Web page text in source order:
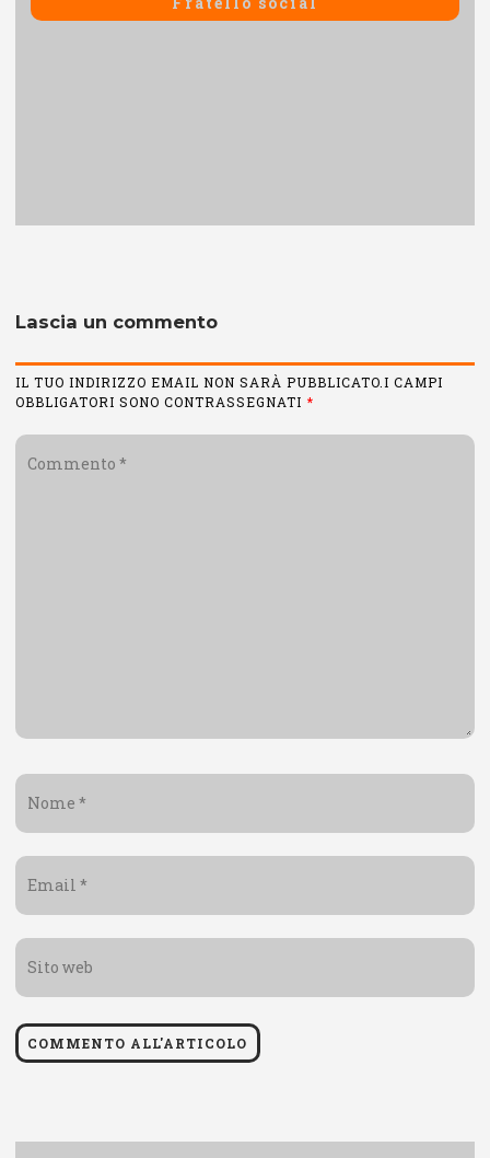
Lascia un commento
IL TUO INDIRIZZO EMAIL NON SARÀ PUBBLICATO.I CAMPI
OBBLIGATORI SONO CONTRASSEGNATI *
*
*
web